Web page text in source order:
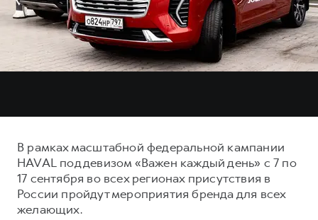
DARGO
от 3 199 000 ₽
DARGO X
от 3 499 000 ₽
от 2 899 000 ₽ от 3 599 000 ₽
Тест-драйв
Трейд-ин
Кредитный калькулятор
Кредит
КОРПОРАТИВНЫМ КЛИЕНТАМ
СЕРВИСНОЕ ОБСЛУЖИВАНИЕ
Нулевое ТО
Программа «Помощь на дороге»
Электронный ПТС
ПОДДЕРЖКА
GWM Безопасность
Гарантия HAVAL
О дилере
Наша команда
Контакты
В рамках масштабной федеральной кампании
HAVAL под девизом «Важен каждый день» с 7 по
17 сентября во всех регионах присутствия в
России пройдут мероприятия бренда для всех
желающих.